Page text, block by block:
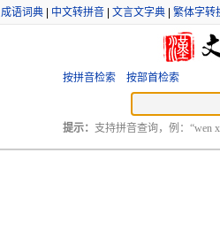
成语词典 中文转拼音 文言文字典 繁体字转
按拼音检索 按部首检索
提示： 支持拼音查询，例：“wen